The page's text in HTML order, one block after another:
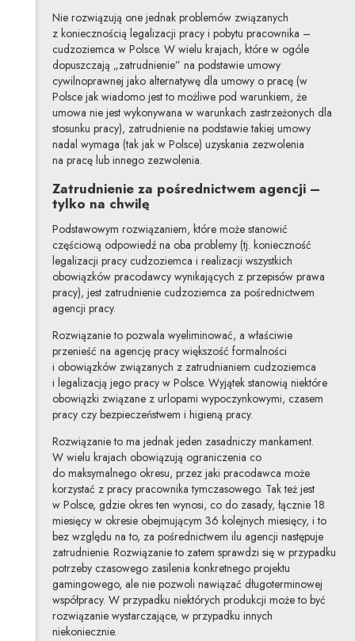
Nie rozwiązują one jednak problemów związanych
z koniecznością legalizacji pracy i pobytu pracownika –
cudzoziemca w Polsce. W wielu krajach, które w ogóle
dopuszczają „zatrudnienie” na podstawie umowy
cywilnoprawnej jako alternatywę dla umowy o pracę (w
Polsce jak wiadomo jest to możliwe pod warunkiem, że
umowa nie jest wykonywana w warunkach zastrzeżonych dla
stosunku pracy), zatrudnienie na podstawie takiej umowy
nadal wymaga (tak jak w Polsce) uzyskania zezwolenia
na pracę lub innego zezwolenia.
Zatrudnienie za pośrednictwem agencji –
tylko na chwilę
Podstawowym rozwiązaniem, które może stanowić
częściową odpowiedź na oba problemy (tj. konieczność
legalizacji pracy cudzoziemca i realizacji wszystkich
obowiązków pracodawcy wynikających z przepisów prawa
pracy), jest zatrudnienie cudzoziemca za pośrednictwem
agencji pracy.
Rozwiązanie to pozwala wyeliminować, a właściwie
przenieść na agencję pracy większość formalności
i obowiązków związanych z zatrudnianiem cudzoziemca
i legalizacją jego pracy w Polsce. Wyjątek stanowią niektóre
obowiązki związane z urlopami wypoczynkowymi, czasem
pracy czy bezpieczeństwem i higieną pracy.
Rozwiązanie to ma jednak jeden zasadniczy mankament.
W wielu krajach obowiązują ograniczenia co
do maksymalnego okresu, przez jaki pracodawca może
korzystać z pracy pracownika tymczasowego. Tak też jest
w Polsce, gdzie okres ten wynosi, co do zasady, łącznie 18
miesięcy w okresie obejmującym 36 kolejnych miesięcy, i to
bez względu na to, za pośrednictwem ilu agencji następuje
zatrudnienie. Rozwiązanie to zatem sprawdzi się w przypadku
potrzeby czasowego zasilenia konkretnego projektu
gamingowego, ale nie pozwoli nawiązać długoterminowej
współpracy. W przypadku niektórych produkcji może to być
rozwiązanie wystarczające, w przypadku innych
niekoniecznie.